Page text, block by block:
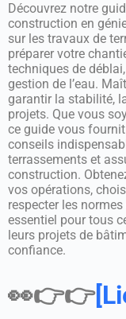
Découvrez notre
construction en
sur les travaux de
préparer votre
techniques de
gestion de l’eau.
garantir la stabilité,
projets. Que vous
ce guide vous
conseils
terrassements et
construction.
vos opérations,
respecter les
essentiel pour tous
leurs projets de
confiance.
👀👉👉